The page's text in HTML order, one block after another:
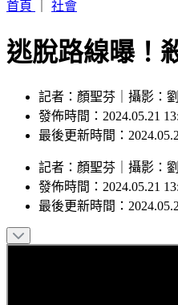
首頁
社會
逃脫路線曝！
記者：顏聖芬｜攝影：
發佈時間：2024.05.21
最後更新時間：
記者 ： 顏聖芬 攝影 ：
發佈時間： 2024.05.21
最後更新時間：